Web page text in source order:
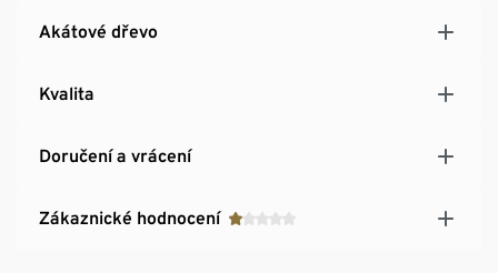
Akátové dřevo
Kvalita
Doručení a vrácení
Zákaznické hodnocení